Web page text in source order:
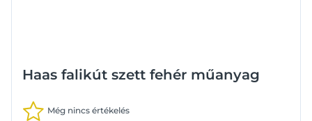
Haas falikút szett fehér műanyag
Még nincs értékelés